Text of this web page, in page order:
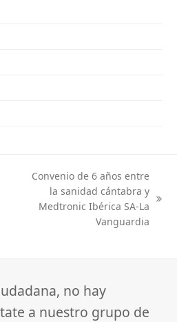
post:
Convenio de 6 años entre
la sanidad cántabra y
Medtronic Ibérica SA-La
Vanguardia
no hay
a nuestro grupo de